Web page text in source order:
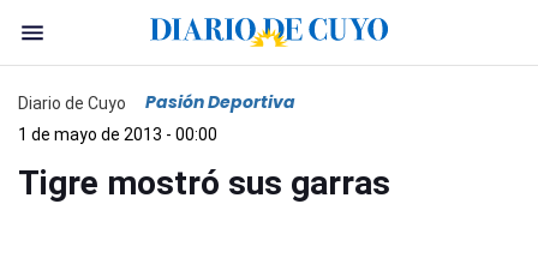
Diario de Cuyo Pasión Deportiva
1 de mayo de 2013 - 00:00
Tigre mostró sus garras